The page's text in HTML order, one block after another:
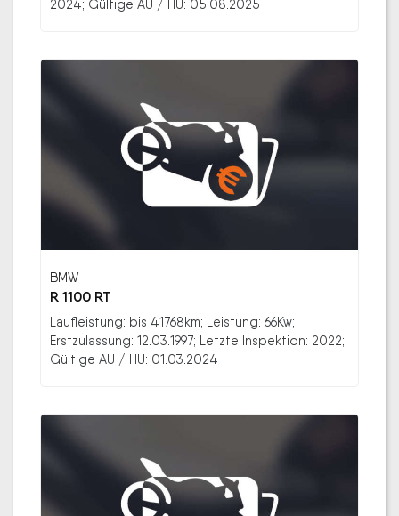
2024; Gültige AU / HU: 05.08.2025
BMW
R 1100 RT
Laufleistung: bis 41768km; Leistung: 66Kw;
Erstzulassung: 12.03.1997; Letzte Inspektion: 2022;
Gültige AU / HU: 01.03.2024